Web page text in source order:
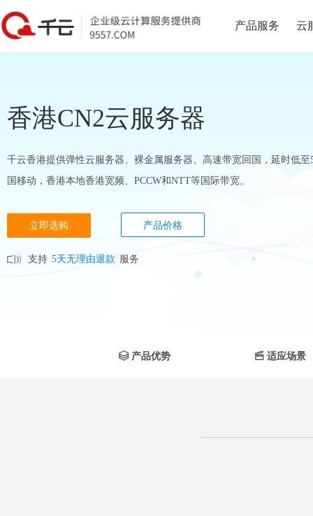
云
产品服务
香港CN2云服务器
千云香港提供弹性云服务器、裸金属服务器。高速带宽回国，延时低
国移动，香港本地香港宽频、PCCW和NTT等国际带宽。
立即选购 产品价格
支持 5天无理由退款 服务
产品优势  适应场景